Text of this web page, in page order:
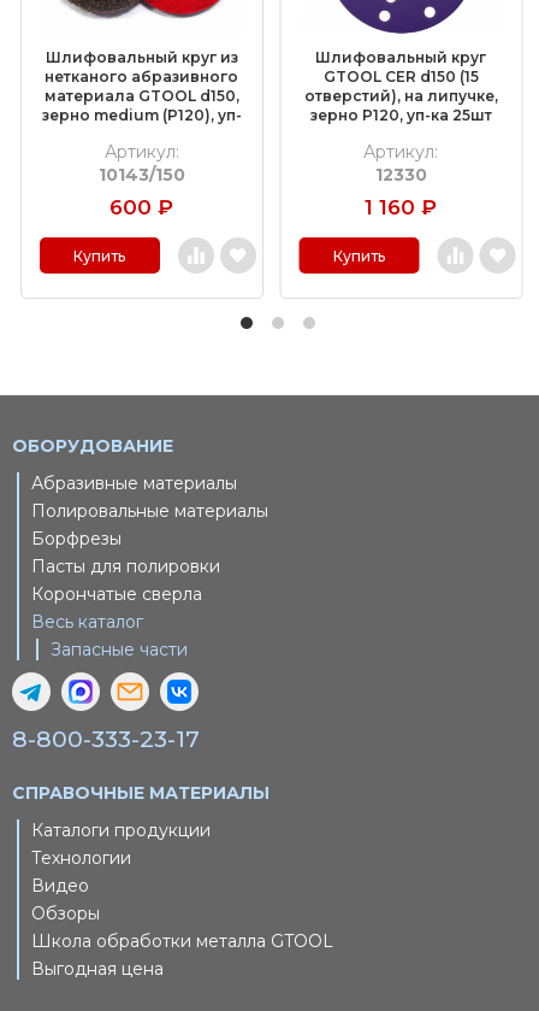
Шлифовальный круг из
нетканого абразивного
материала GTOOL d150,
зерно medium (P120), уп-
Артикул:
10143/150
600 ₽
Купить
Шлифовальный круг
GTOOL CER d150 (15
отверстий), на липучке,
зерно P120, уп-ка 25шт
Артикул:
12330
1 160 ₽
Купить
ОБОРУДОВАНИЕ
Абразивные материалы
Полировальные материалы
Борфрезы
Пасты для полировки
Корончатые сверла
Весь каталог
Запасные части
8-800-333-23-17
СПРАВОЧНЫЕ МАТЕРИАЛЫ
Каталоги продукции
Технологии
Видео
Обзоры
Школа обработки металла GTOOL
Выгодная цена